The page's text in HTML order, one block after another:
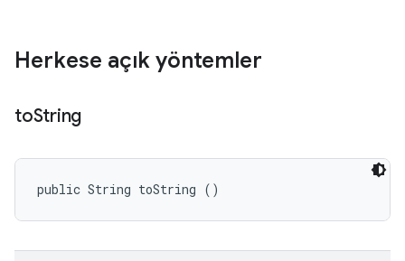
Herkese açık yöntemler
toString
public String toString ()